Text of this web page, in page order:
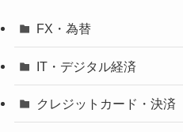
FX・為替
IT・デジタル経済
クレジットカード・決済